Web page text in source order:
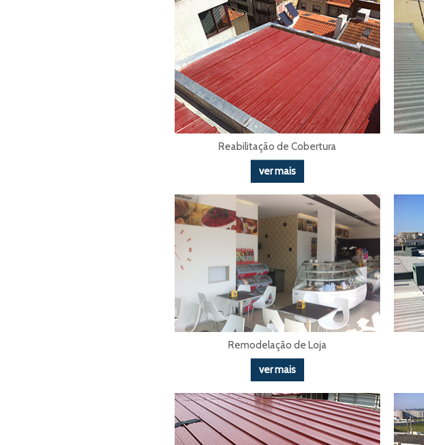
Reabilitação de Cobertura
ver mais
Remodelação de Loja
ver mais